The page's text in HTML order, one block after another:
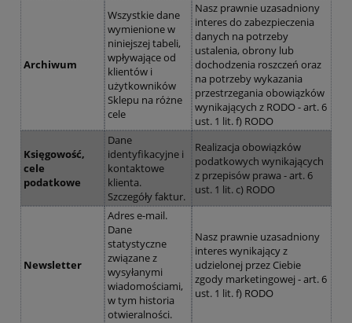
Archiwum
Wszystkie dane
wymienione w
niniejszej tabeli,
wpływające od
klientów i
użytkowników
Sklepu na różne
cele
Nasz prawnie uzasadniony
interes do zabezpieczenia
danych na potrzeby
ustalenia, obrony lub
dochodzenia roszczeń oraz
na potrzeby wykazania
przestrzegania obowiązków
wynikających z RODO - art. 6
ust. 1 lit. f) RODO
Księgowość,
cele
podatkowe
Dane
identyfikacyjne i
kontaktowe
klienta.
Szczegóły faktur.
Realizacja obowiązków
podatkowych wynikających
z przepisów prawa - art. 6
ust. 1 lit. c) RODO
Newsletter
Adres e-mail.
Dane
statystyczne
związane z
wysyłanymi
wiadomościami,
w tym historia
otwieralności.
Nasz prawnie uzasadniony
interes wynikający z
udzielonej przez Ciebie
zgody marketingowej - art. 6
ust. 1 lit. f) RODO